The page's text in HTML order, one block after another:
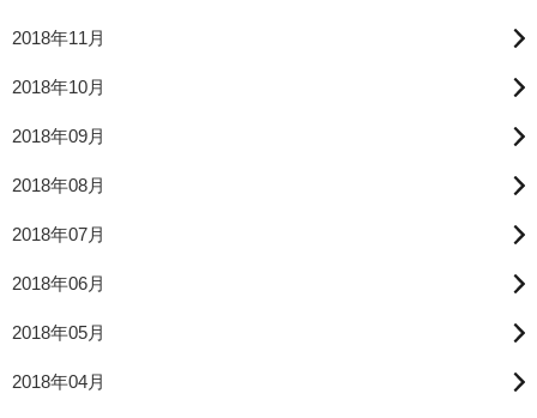
2018年11月
2018年10月
2018年09月
2018年08月
2018年07月
2018年06月
2018年05月
2018年04月